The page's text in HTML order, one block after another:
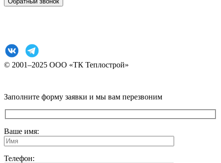
© 2001–2025 ООО «ТК Теплострой»
Прокрутка
Заполните форму заявки и мы вам перезвоним
Ваше имя:
Телефон: